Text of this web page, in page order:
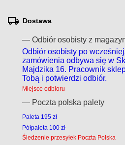
Dostawa
— Odbiór osobisty z
Odbiór osobisty po
zamówienia odbywa się w
Majdzika 16. Pracownik
Tobą i potwierdzi odbiór.
Miejsce odbioru
— Poczta polska palety
Paleta 195 zł
Półpaleta 100 zł
Śledzenie przesyłek Poczta Polska